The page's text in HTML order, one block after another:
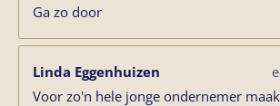
Ga zo door
Linda Eggenhuizen
Voor zo'n hele jonge ondernemer maak